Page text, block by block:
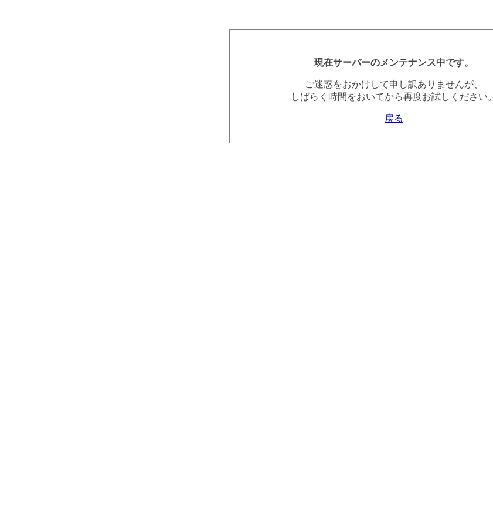
現在サーバーのメンテナンス中です。
ご迷惑をおかけして申し訳ありませんが、
しばらく時間をおいてから再度お試しください。
戻る